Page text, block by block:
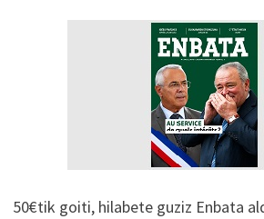
50€tik goiti, hilabete guziz Enbata